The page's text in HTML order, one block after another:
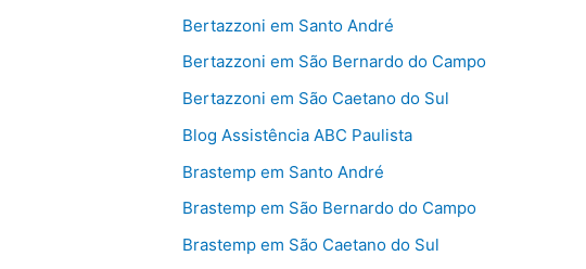
Bertazzoni em Santo André
Bertazzoni em São Bernardo do Campo
Bertazzoni em São Caetano do Sul
Blog Assistência ABC Paulista
Brastemp em Santo André
Brastemp em São Bernardo do Campo
Brastemp em São Caetano do Sul